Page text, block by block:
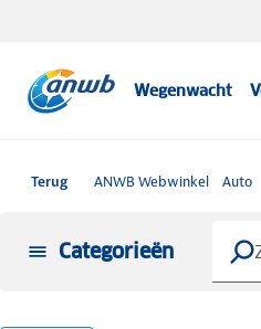
Wegenwacht
Terug ANWB Webwinkel Auto
Categorieën